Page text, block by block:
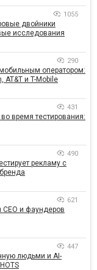
1055
двойники
исследования
290
оператором:
AT&T и T-Mobile
431
время тестирования:
490
рекламу с
621
и фаундеров
447
людьми и AI-